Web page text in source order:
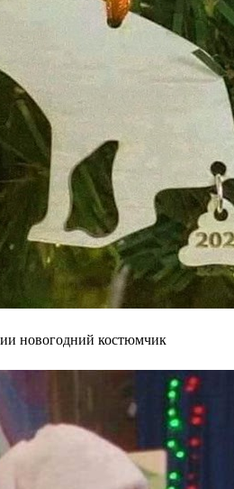
новогодний костюмчик